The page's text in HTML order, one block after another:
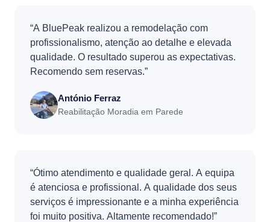
“A BluePeak realizou a remodelação com
profissionalismo, atenção ao detalhe e elevada
qualidade. O resultado superou as expectativas.
Recomendo sem reservas.”
António Ferraz
Reabilitação Moradia em Parede
“Ótimo atendimento e qualidade geral. A equipa
é atenciosa e profissional. A qualidade dos seus
serviços é impressionante e a minha experiência
foi muito positiva. Altamente recomendado!”